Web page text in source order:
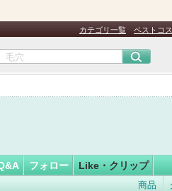
カテゴリ一覧 ベストコ
フォロー Like・クリップ
商品